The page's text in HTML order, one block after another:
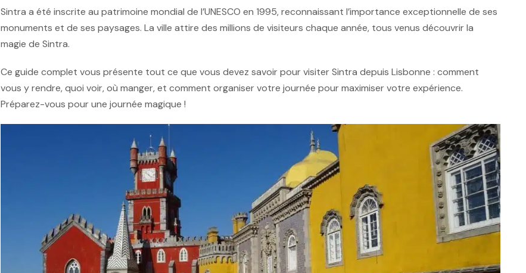
Sintra a été inscrite au patrimoine mondial de l’UNESCO en 1995, reconnaissant l’importance exceptionnelle de ses
monuments et de ses paysages. La ville attire des millions de visiteurs chaque année, tous venus découvrir la
magie de Sintra.
Ce guide complet vous présente tout ce que vous devez savoir pour visiter Sintra depuis Lisbonne : comment
vous y rendre, quoi voir, où manger, et comment organiser votre journée pour maximiser votre expérience.
Préparez-vous pour une journée magique !